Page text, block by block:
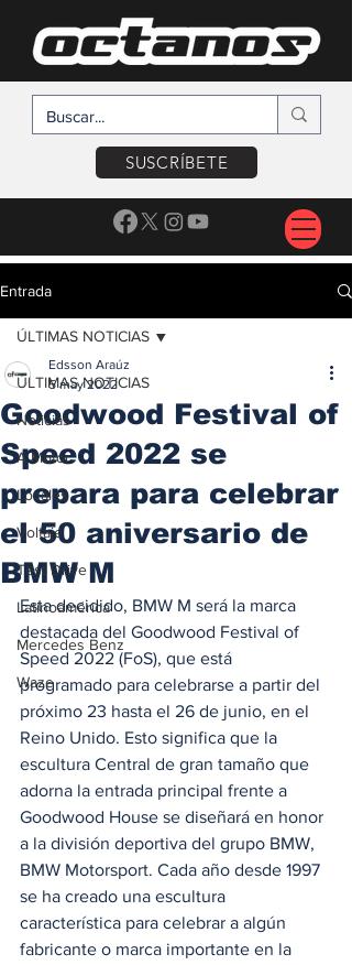
SUSCRÍBETE
Entrada
ÚLTIMAS NOTICIAS
Noticias
A Motor
Locales
Voltaje
Test Drive
Latinoamérica
Mercedes Benz
Waze
ÚLTIMAS NOTICIAS
Goodwood Festival of
Speed 2022 se
prepara para celebrar
el 50 aniversario de
BMW M
Edsson Araúz
5 may 2022
Esta decidido, BMW M será la marca
destacada del Goodwood Festival of
Speed 2022 (FoS), que está
programado para celebrarse a partir del
próximo 23 hasta el 26 de junio, en el
Reino Unido. Esto significa que la
escultura Central de gran tamaño que
adorna la entrada principal frente a
Goodwood House se diseñará en honor
a la división deportiva del grupo BMW,
BMW Motorsport. Cada año desde 1997
se ha creado una escultura
característica para celebrar a algún
fabricante o marca importante en la